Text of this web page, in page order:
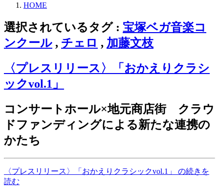
HOME
選択されているタグ : 宝塚ベガ音楽コ
ンクール , チェロ , 加藤文枝
〈プレスリリース〉「おかえりクラシ
ックvol.1」
コンサートホール×地元商店街 クラウ
ドファンディングによる新たな連携の
かたち
〈プレスリリース〉「おかえりクラシックvol.1」 の続きを
読む